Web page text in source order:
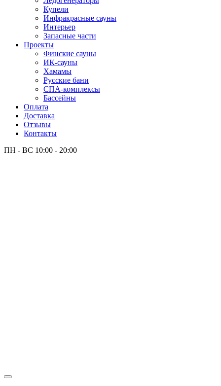
Купели
Инфракрасные сауны
Интерьер
Запасные части
Проекты
Финские сауны
ИК-сауны
Хамамы
Русские бани
СПА-комплексы
Бассейны
Оплата
Доставка
Отзывы
Контакты
ПН - ВС 10:00 - 20:00